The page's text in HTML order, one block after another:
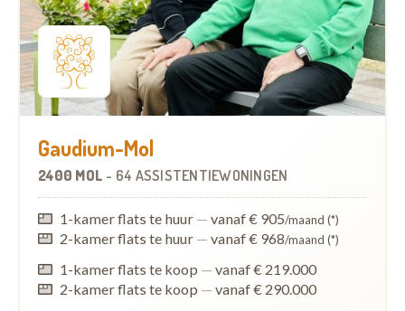
Gaudium-Mol
2400 MOL - 64 ASSISTENTIEWONINGEN
1-kamer flats te huur — vanaf € 905/maand (*)
2-kamer flats te huur — vanaf € 968/maand (*)
1-kamer flats te koop — vanaf € 219.000
2-kamer flats te koop — vanaf € 290.000